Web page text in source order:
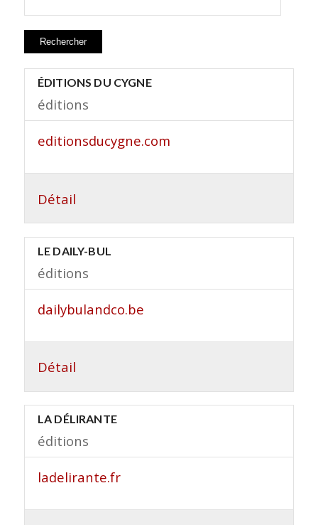
ÉDITIONS DU CYGNE
éditions
editionsducygne.com
Détail
LE DAILY-BUL
éditions
dailybulandco.be
Détail
LA DÉLIRANTE
éditions
ladelirante.fr